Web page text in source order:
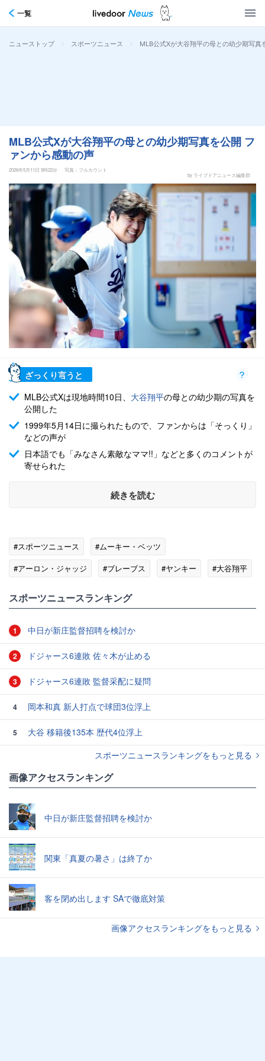
一覧
ニューストップ > スポーツニュース > MLB公式Xが大谷翔平の母との幼少期写真
MLB公式Xが大谷翔平の母との幼少期写真を公開 フ
ァンから感動の声
2026年5月11日 5時22分
写真：フルカウント
by ライブドアニュース編集部
ざっくり言うと
MLB公式Xは現地時間10日、 大谷翔平の母との幼少期の写真を
公開した
1999年5月14日に撮られたもので、ファンからは「そっくり」
などの声が
日本語でも「みなさん素敵なママ!!」などと多くのコメントが
寄せられた
続きを読む
#スポーツニュース
#ムーキー・ベッツ
#アーロン・ジャッジ
#ブレーブス #ヤンキー #大谷翔平
スポーツニュースランキング
1 中日が新庄監督招聘を検討か
2 ドジャース6連敗 佐々木が止める
3 ドジャース6連敗 監督采配に疑問
4 岡本和真 新人打点で球団3位浮上
5
大谷 移籍後135本 歴代4位浮上
スポーツニュースランキングをもっと見る
画像アクセスランキング
中日が新庄監督招聘を検討か
関東「真夏の暑さ」は終了か
客を閉め出します SAで徹底対策
画像アクセスランキングをもっと見る